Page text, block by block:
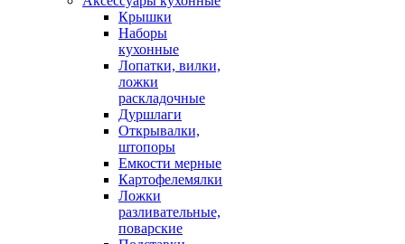
Крышки
Наборы
кухонные
Лопатки, вилки,
ложки
раскладочные
Дуршлаги
Открывалки,
штопоры
Емкости мерные
Картофелемялки
Ложки
разливательные,
поварские